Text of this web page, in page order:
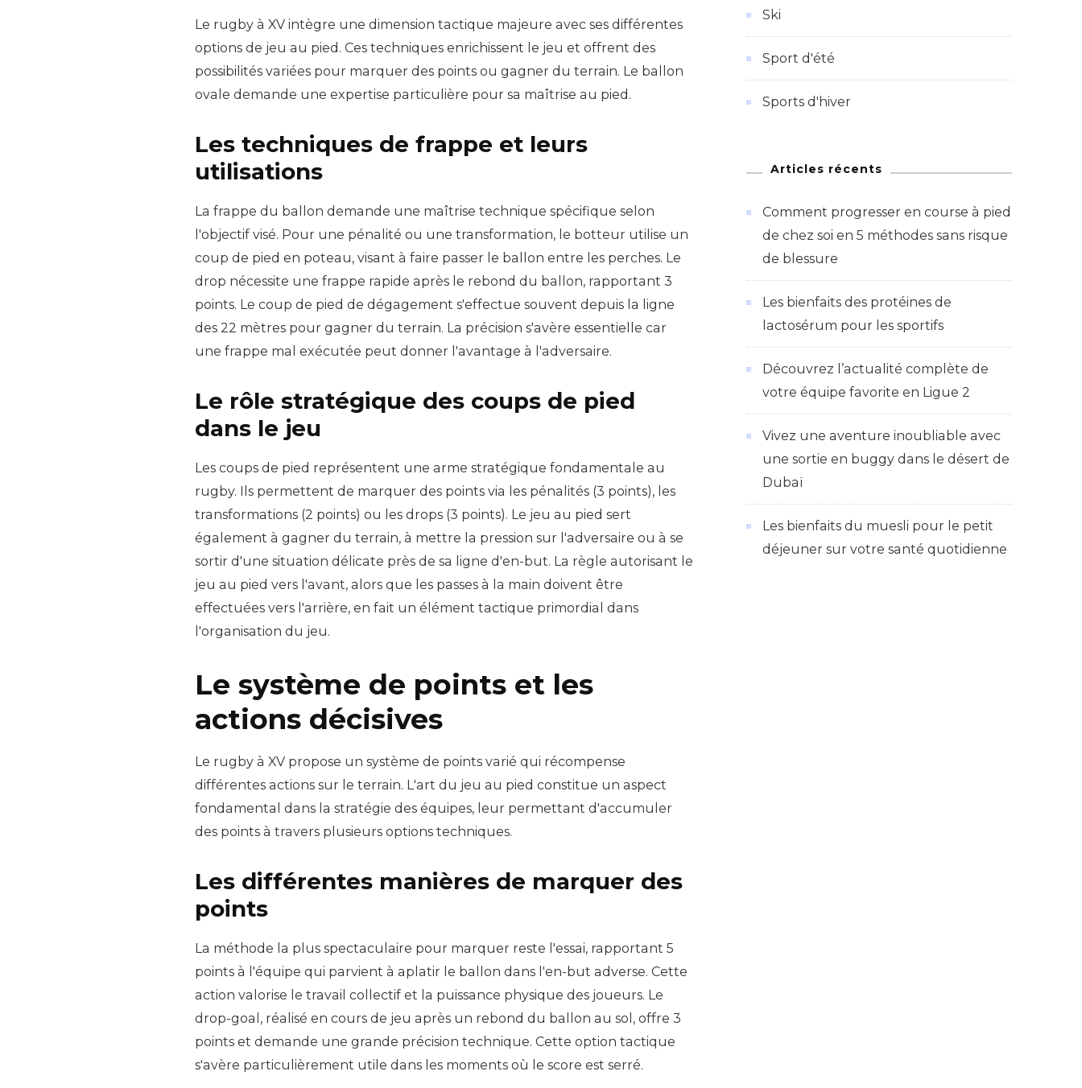
Le rugby à XV intègre une dimension tactique majeure avec ses différentes
options de jeu au pied. Ces techniques enrichissent le jeu et offrent des
possibilités variées pour marquer des points ou gagner du terrain. Le ballon
ovale demande une expertise particulière pour sa maîtrise au pied.
Les techniques de frappe et leurs
utilisations
La frappe du ballon demande une maîtrise technique spécifique selon
l'objectif visé. Pour une pénalité ou une transformation, le botteur utilise un
coup de pied en poteau, visant à faire passer le ballon entre les perches. Le
drop nécessite une frappe rapide après le rebond du ballon, rapportant 3
points. Le coup de pied de dégagement s'effectue souvent depuis la ligne
des 22 mètres pour gagner du terrain. La précision s'avère essentielle car
une frappe mal exécutée peut donner l'avantage à l'adversaire.
Le rôle stratégique des coups de pied
dans le jeu
Les coups de pied représentent une arme stratégique fondamentale au
rugby. Ils permettent de marquer des points via les pénalités (3 points), les
transformations (2 points) ou les drops (3 points). Le jeu au pied sert
également à gagner du terrain, à mettre la pression sur l'adversaire ou à se
sortir d'une situation délicate près de sa ligne d'en-but. La règle autorisant le
jeu au pied vers l'avant, alors que les passes à la main doivent être
effectuées vers l'arrière, en fait un élément tactique primordial dans
l'organisation du jeu.
Le système de points et les
actions décisives
Le rugby à XV propose un système de points varié qui récompense
différentes actions sur le terrain. L'art du jeu au pied constitue un aspect
fondamental dans la stratégie des équipes, leur permettant d'accumuler
des points à travers plusieurs options techniques.
Les différentes manières de marquer des
points
La méthode la plus spectaculaire pour marquer reste l'essai, rapportant 5
points à l'équipe qui parvient à aplatir le ballon dans l'en-but adverse. Cette
action valorise le travail collectif et la puissance physique des joueurs. Le
drop-goal, réalisé en cours de jeu après un rebond du ballon au sol, offre 3
points et demande une grande précision technique. Cette option tactique
s'avère particulièrement utile dans les moments où le score est serré.
Ski
Sport d'été
Sports d'hiver
Articles récents
Comment progresser en course à pied
de chez soi en 5 méthodes sans risque
de blessure
Les bienfaits des protéines de
lactosérum pour les sportifs
Découvrez l’actualité complète de
votre équipe favorite en Ligue 2
Vivez une aventure inoubliable avec
une sortie en buggy dans le désert de
Dubaï
Les bienfaits du muesli pour le petit
déjeuner sur votre santé quotidienne